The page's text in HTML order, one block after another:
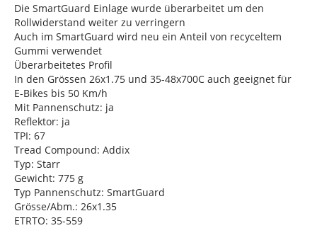
Die SmartGuard Einlage wurde überarbeitet um den
Rollwiderstand weiter zu verringern
Auch im SmartGuard wird neu ein Anteil von recyceltem
Gummi verwendet
Überarbeitetes Profil
In den Grössen 26x1.75 und 35-48x700C auch geeignet für
E-Bikes bis 50 Km/h
Mit Pannenschutz: ja
Reflektor: ja
TPI: 67
Tread Compound: Addix
Typ: Starr
Gewicht: 775 g
Typ Pannenschutz: SmartGuard
Grösse/Abm.: 26x1.35
ETRTO: 35-559